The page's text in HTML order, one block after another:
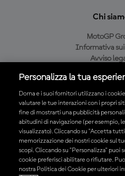
Chi
MotoGP
Informativa
Avviso
Condizioni di
Scarica l'app
© 2026 MotoGP Sports Entertainment
Personalizza la tua
Dorna e i suoi fornitori utilizzano i
valutare le tue interazioni con i propri
fine di mostrarti una pubblicità
abitudini di navigazione (per esempio,
visualizzato). Cliccando su "Accetta
memorizzazione dei nostri cookie sul
scopi. Cliccando su "Personalizza" puoi
cookie preferisci abilitare o rifiutare.
nostra Politica dei Cookie per ulteriori